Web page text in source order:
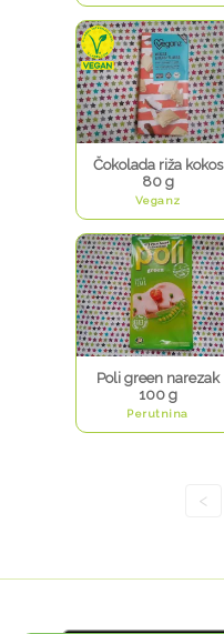
Čokolada riža kokos
80 g
Veganz
Poli green narezak
100 g
Perutnina
<